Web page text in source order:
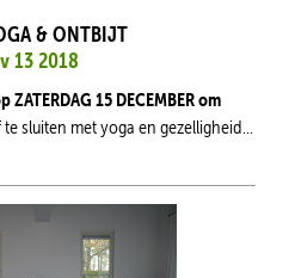
& ONTBIJT
13 2018
15 DECEMBER om
sluiten met yoga en gezelligheid...